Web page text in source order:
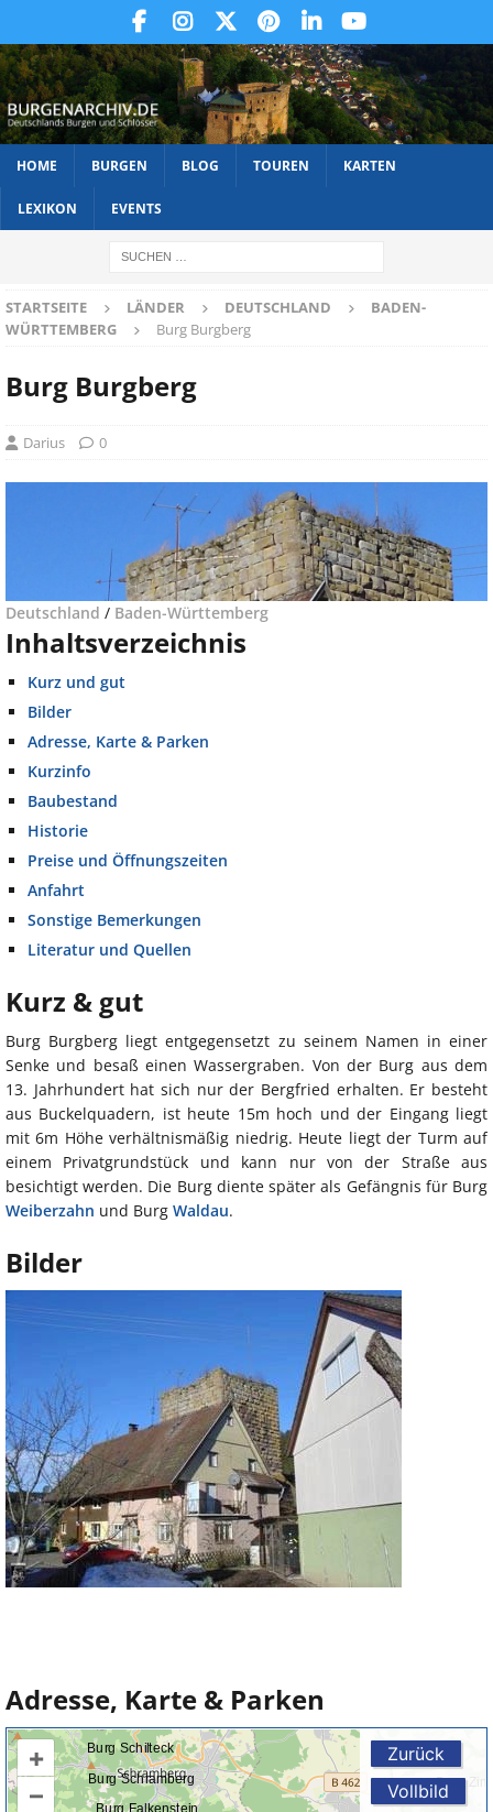
HOME BURGEN BLOG TOUREN KARTEN
LEXIKON EVENTS
STARTSEITE LÄNDER DEUTSCHLAND
BADEN-
WÜRTTEMBERG
Burg Burgberg
Burg Burgberg
Darius 0
Deutschland / Baden-Württemberg
Inhaltsverzeichnis
Kurz und gut
Bilder
Adresse, Karte & Parken
Kurzinfo
Baubestand
Historie
Preise und Öffnungszeiten
Anfahrt
Sonstige Bemerkungen
Literatur und Quellen
Kurz & gut
Burg Burgberg liegt entgegensetzt zu seinem Namen in einer
Senke und besaß einen Wassergraben. Von der Burg aus dem
13. Jahrhundert hat sich nur der Bergfried erhalten. Er besteht
aus Buckelquadern, ist heute 15m hoch und der Eingang liegt
mit 6m Höhe verhältnismäßig niedrig. Heute liegt der Turm auf
einem Privatgrundstück und kann nur von der Straße aus
besichtigt werden. Die Burg diente später als Gefängnis für Burg
Weiberzahn und Burg Waldau.
Bilder
Adresse, Karte & Parken